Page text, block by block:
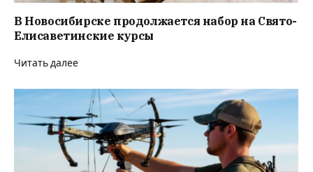
В Новосибирске продолжается набор на Свято-
Елисаветинские курсы
Читать далее